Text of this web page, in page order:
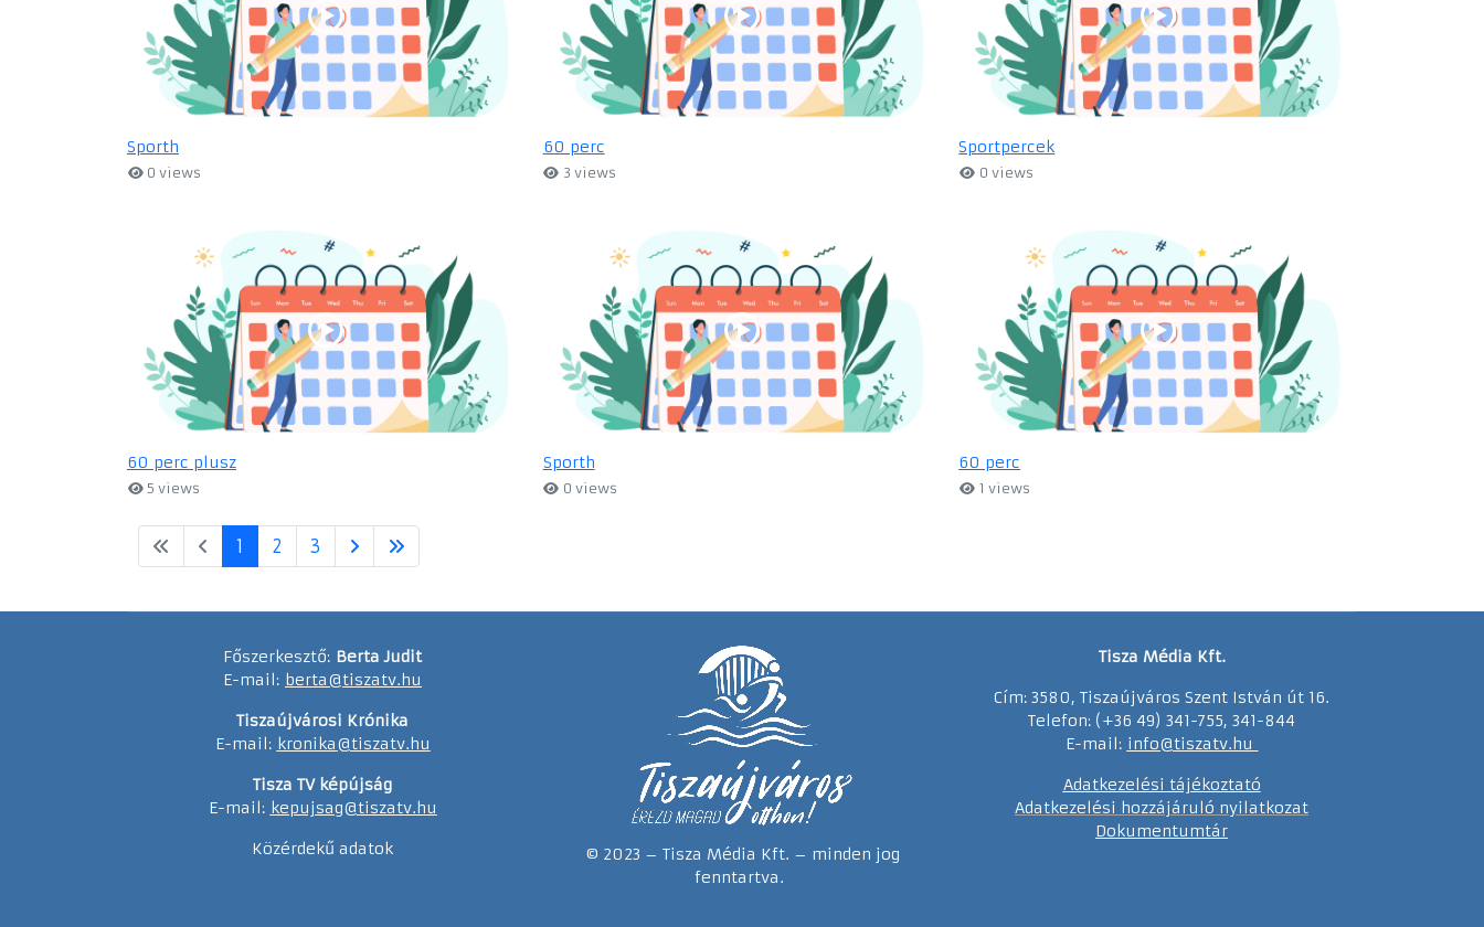
Sporth
0 views
60 perc
3 views
Sportpercek
0 views
60 perc plusz
5 views
Sporth
0 views
60 perc
1 views
1 2 3
Főszerkesztő: Berta Judit
E-mail: berta@tiszatv.hu
Tiszaújvárosi Krónika
E-mail: kronika@tiszatv.hu
Tisza TV képújság
E-mail: kepujsag@tiszatv.hu
Közérdekű adatok
© 2023 – Tisza Média Kft. – minden jog
fenntartva.
Tisza Média Kft.
Cím: 3580, Tiszaújváros Szent István út 16.
Telefon: (+36 49) 341-755, 341-844
E-mail: info@tiszatv.hu
Adatkezelési tájékoztató
Adatkezelési hozzájáruló nyilatkozat
Dokumentumtár